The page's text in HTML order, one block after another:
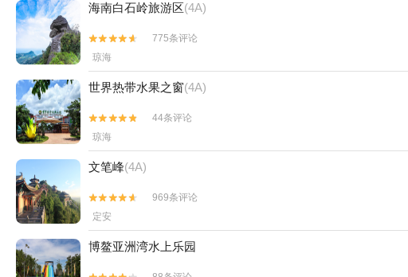
海南白石岭旅游区(4A)


775条评论
琼海
世界热带水果之窗(4A)


44条评论
琼海
文笔峰(4A)


969条评论
定安
博鳌亚洲湾水上乐园